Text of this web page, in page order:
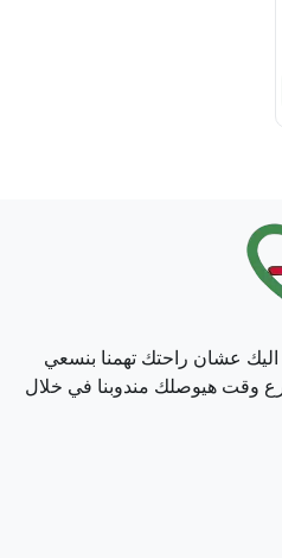
اليك عشان راحتك تهمنا بنسعي
وقت هيوصلك مندوبنا في خلال